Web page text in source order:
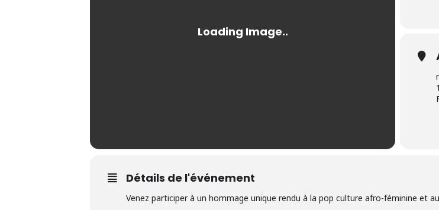
Détails de l'événement
Venez participer à un hommage unique rendu à la pop culture afro-féminine et